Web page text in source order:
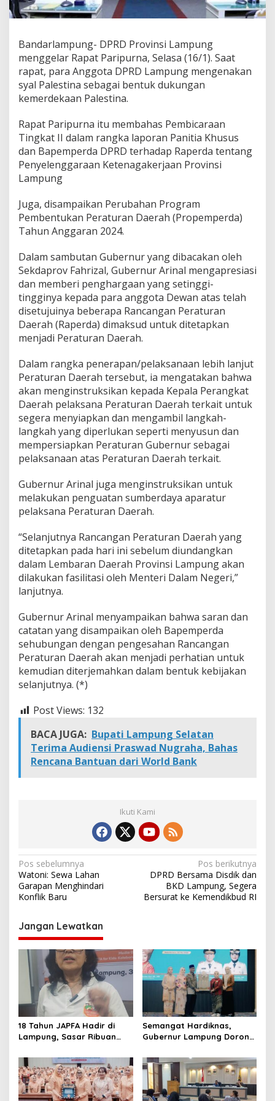
n
a
D
P
R
D
L
m
u
n
g
e
r
R
t
P
a
r
i
p
u
r
Bandarlampung- DPRD Provinsi Lampung
menggelar Rapat Paripurna, Selasa (16/1). Saat
rapat, para Anggota DPRD Lampung mengenakan
syal Palestina sebagai bentuk dukungan
kemerdekaan Palestina.
Rapat Paripurna itu membahas Pembicaraan
Tingkat II dalam rangka laporan Panitia Khusus
dan Bapemperda DPRD terhadap Raperda tentang
Penyelenggaraan Ketenagakerjaan Provinsi
Lampung
Juga, disampaikan Perubahan Program
Pembentukan Peraturan Daerah (Propemperda)
Tahun Anggaran 2024.
Dalam sambutan Gubernur yang dibacakan oleh
Sekdaprov Fahrizal, Gubernur Arinal mengapresiasi
dan memberi penghargaan yang setinggi-
tingginya kepada para anggota Dewan atas telah
disetujuinya beberapa Rancangan Peraturan
Daerah (Raperda) dimaksud untuk ditetapkan
menjadi Peraturan Daerah.
Dalam rangka penerapan/pelaksanaan lebih lanjut
Peraturan Daerah tersebut, ia mengatakan bahwa
akan menginstruksikan kepada Kepala Perangkat
Daerah pelaksana Peraturan Daerah terkait untuk
segera menyiapkan dan mengambil langkah-
langkah yang diperlukan seperti menyusun dan
mempersiapkan Peraturan Gubernur sebagai
pelaksanaan atas Peraturan Daerah terkait.
Gubernur Arinal juga menginstruksikan untuk
melakukan penguatan sumberdaya aparatur
pelaksana Peraturan Daerah.
“Selanjutnya Rancangan Peraturan Daerah yang
ditetapkan pada hari ini sebelum diundangkan
dalam Lembaran Daerah Provinsi Lampung akan
dilakukan fasilitasi oleh Menteri Dalam Negeri,”
lanjutnya.
Gubernur Arinal menyampaikan bahwa saran dan
catatan yang disampaikan oleh Bapemperda
sehubungan dengan pengesahan Rancangan
Peraturan Daerah akan menjadi perhatian untuk
kemudian diterjemahkan dalam bentuk kebijakan
selanjutnya. (*)
Post Views: 132
BACA JUGA: Bupati Lampung Selatan
Terima Audiensi Praswad Nugraha, Bahas
Rencana Bantuan dari World Bank
Ikuti Kami
N
a
v
i
g
a
p
o
s
Pos sebelumnya
Watoni: Sewa Lahan
Garapan Menghindari
Konflik Baru
Pos berikutnya
DPRD Bersama Disdik dan
BKD Lampung, Segera
Bersurat ke Kemendikbud RI
Jangan Lewatkan
18 Tahun JAPFA Hadir di
Lampung, Sasar Ribuan
Sehat
Semangat Hardiknas,
Gubernur Lampung Dorong
Berbahasa Lampung